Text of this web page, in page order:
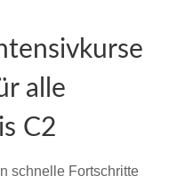
alle
C2
schnelle Fortschritte